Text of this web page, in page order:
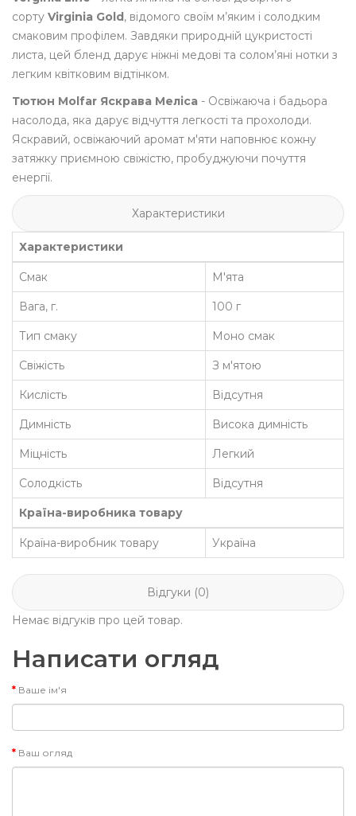
сорту Virginia Gold , відомого своїм м’яким і солодким
смаковим профілем. Завдяки природній цукристості
листа, цей бленд дарує ніжні медові та солом’яні нотки з
легким квітковим відтінком.
Тютюн Molfar Яскрава Меліса - Освіжаюча і бадьора
насолода, яка дарує відчуття легкості та прохолоди.
Яскравий, освіжаючий аромат м'яти наповнює кожну
затяжку приємною свіжістю, пробуджуючи почуття
енергії.
Характеристики
Характеристики
Смак М'ята
Вага, г. 100 г
Тип смаку Моно смак
Свіжість З м'ятою
Кислість Відсутня
Димність Висока димність
Міцність Легкий
Солодкість Відсутня
Країна-виробника товару
Країна-виробник товару Україна
Відгуки (0)
Немає відгуків про цей товар.
Написати огляд
Ваше ім'я
Ваш огляд